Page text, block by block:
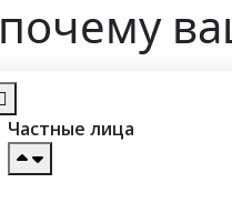
Частные лица